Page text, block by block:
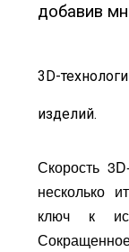
добавив
3D-
изделий.
Скорость
несколько
ключ к